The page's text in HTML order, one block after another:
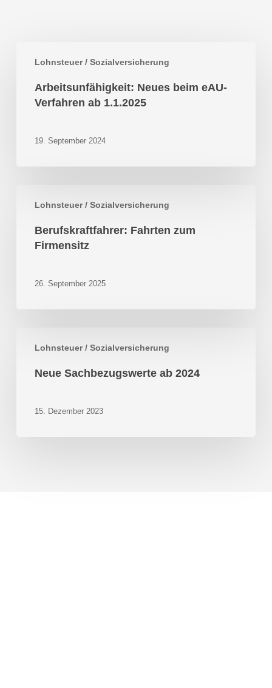
Lohnsteuer / Sozialversicherung
Neues
eAU-
Verfahren
1.1.2025
Arbeitsunfähigkeit: Neues beim eAU-
Verfahren ab 1.1.2025
19. September 2024
Lohnsteuer / Sozialversicherung
Fahrten
Firmensitz
Berufskraftfahrer: Fahrten zum
Firmensitz
26. September 2025
Lohnsteuer / Sozialversicherung
Sachbezugswerte
2024
Neue Sachbezugswerte ab 2024
15. Dezember 2023